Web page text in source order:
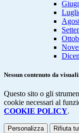
Nessun contenuto da
Questo sito o gli
cookie necessari al
COOKIE POLICY.
Personalizza Rifiuta